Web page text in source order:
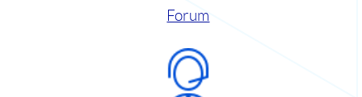
Forum